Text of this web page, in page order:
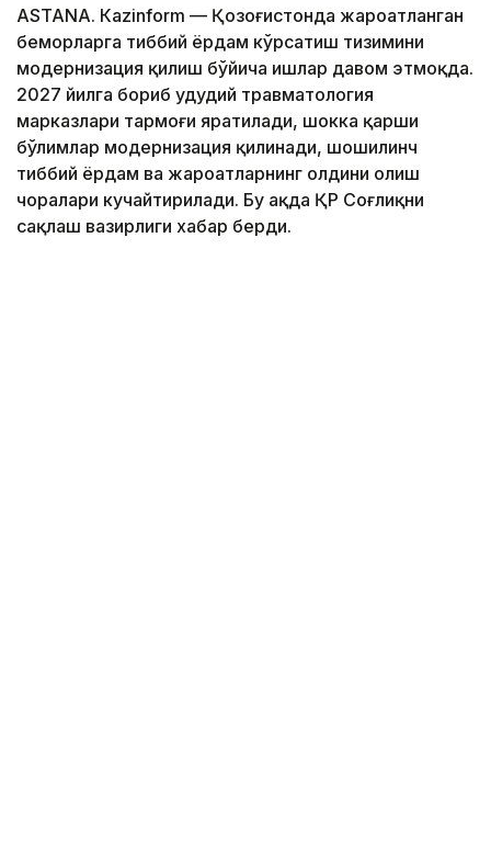
ASTANА. Кazinform — Қозоғистонда жароҳатланган
беморларга тиббий ёрдам кўрсатиш тизимини
модернизация қилиш бўйича ишлар давом этмоқда.
2027 йилга бориб ҳудудий травматология
марказлари тармоғи яратилади, шокка қарши
бўлимлар модернизация қилинади, шошилинч
тиббий ёрдам ва жароҳатларнинг олдини олиш
чоралари кучайтирилади. Бу ҳақда ҚР Соғлиқни
сақлаш вазирлиги хабар берди.